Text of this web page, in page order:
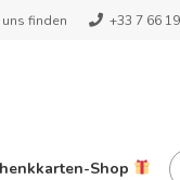
finden +33 7 66
Shop